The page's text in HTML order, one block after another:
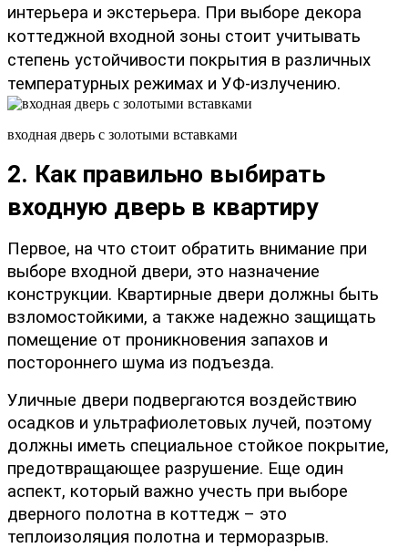
интерьера и экстерьера. При выборе декора
коттеджной входной зоны стоит учитывать
степень устойчивости покрытия в различных
температурных режимах и УФ-излучению.
входная дверь с золотыми вставками
2. Как правильно выбирать
входную дверь в квартиру
Первое, на что стоит обратить внимание при
выборе входной двери, это назначение
конструкции. Квартирные двери должны быть
взломостойкими, а также надежно защищать
помещение от проникновения запахов и
постороннего шума из подъезда.
Уличные двери подвергаются воздействию
осадков и ультрафиолетовых лучей, поэтому
должны иметь специальное стойкое покрытие,
предотвращающее разрушение. Еще один
аспект, который важно учесть при выборе
дверного полотна в коттедж – это
теплоизоляция полотна и терморазрыв.